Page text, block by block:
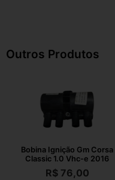
Outros Produtos
Bobina Ignição Gm Corsa
Classic 1.0 Vhc-e 2016
R$76,00